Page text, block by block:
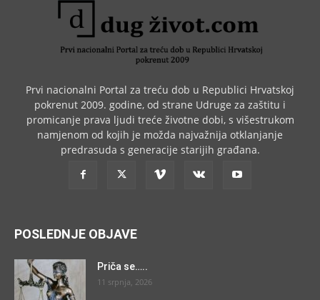
Prvi nacionalni Portal za treću dob u Republici Hrvatskoj
pokrenut 2009. godine, od strane Udruge za zaštitu i
promicanje prava ljudi treće životne dobi, s višestrukom
namjenom od kojih je možda najvažnija otklanjanje
predrasuda s generacije starijih građana.
POSLEDNJE OBJAVE
Priča se…..
11 srpnja, 2026